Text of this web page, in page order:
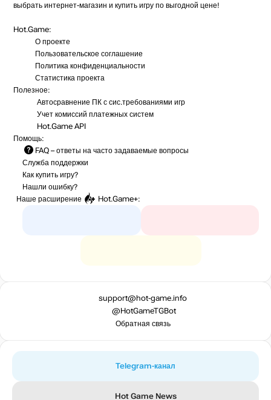
выбрать интернет-магазин и купить игру по выгодной цене!
Hot.Game:
О проекте
Пользовательское соглашение
Политика конфиденциальности
Статистика проекта
Полезное:
Автосравнение ПК с сис.требованиями игр
Учет комиссий платежных систем
Hot.Game API
Помощь:
FAQ – ответы на часто задаваемые вопросы
Служба поддержки
Как купить игру?
Нашли ошибку?
Наше расширение
Hot.Game+:
support@hot-game.info
@HotGameTGBot
Обратная связь
Telegram-канал
Hot Game News